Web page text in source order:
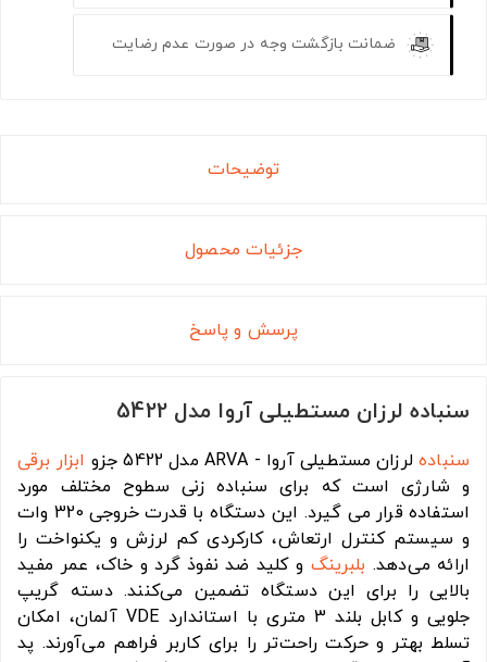
ضمانت بازگشت وجه در صورت عدم رضایت
توضیحات
جزئیات محصول
پرسش و پاسخ
سنباده لرزان مستطیلی آروا مدل 5422
سنبادهلرزان مستطیلی آروا - ARVA مدل 5422 جزو
ابزار برقی
و شارژی است که برای سنباده زنی سطوح مختلف مورد
استفاده قرار می گیرد. این دستگاه با قدرت خروجی 320 وات
و سیستم کنترل ارتعاش، کارکردی کم لرزش و یکنواخت را
ارائه می‌دهد. بلبرینگ و کلید ضد نفوذ گرد و خاک، عمر مفید
بالایی را برای این دستگاه تضمین می‌کنند. دسته گریپ
جلویی و کابل بلند 3 متری با استاندارد VDE آلمان، امکان
تسلط بهتر و حرکت راحت‌تر را برای کاربر فراهم می‌آورند. پد